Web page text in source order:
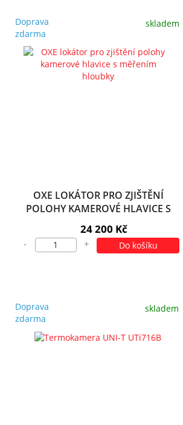
Doprava
zdarma
skladem
OXE LOKÁTOR PRO ZJIŠTĚNÍ
POLOHY KAMEROVÉ HLAVICE S
MĚŘENÍM HLOUBKY
24 200 Kč
- + Do košíku
Doprava
zdarma
skladem